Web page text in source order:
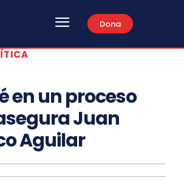
Dona
en un proceso
Juan
Aguilar